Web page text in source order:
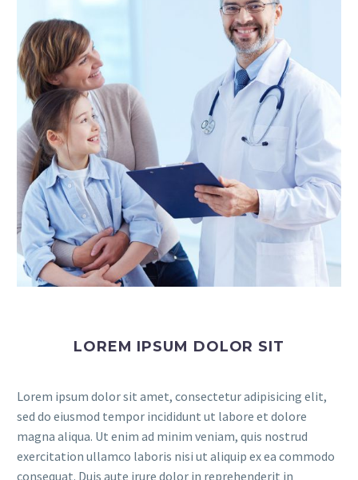
LOREM IPSUM DOLOR SIT
Lorem ipsum dolor sit amet, consectetur adipisicing elit,
sed do eiusmod tempor incididunt ut labore et dolore
magna aliqua. Ut enim ad minim veniam, quis nostrud
exercitation ullamco laboris nisi ut aliquip ex ea commodo
consequat. Duis aute irure dolor in reprehenderit in